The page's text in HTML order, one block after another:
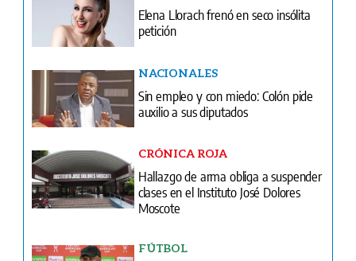
Elena Llorach frenó en seco insólita
petición
NACIONALES
Sin empleo y con miedo: Colón pide
auxilio a sus diputados
CRÓNICA ROJA
Hallazgo de arma obliga a suspender
clases en el Instituto José Dolores
Moscote
FÚTBOL